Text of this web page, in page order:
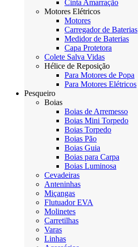
Cinta Amarração
Motores Elétricos
Motores
Carregador de Baterias
Medidor de Baterias
Capa Protetora
Colete Salva Vidas
Hélice de Reposição
Para Motores de Popa
Para Motores Elétricos
Pesqueiro
Boias
Boias de Arremesso
Boias Mini Torpedo
Boias Torpedo
Boias Pão
Boias Guia
Boias para Carpa
Boias Luminosa
Cevadeiras
Anteninhas
Miçangas
Flutuador EVA
Molinetes
Carretilhas
Varas
Linhas